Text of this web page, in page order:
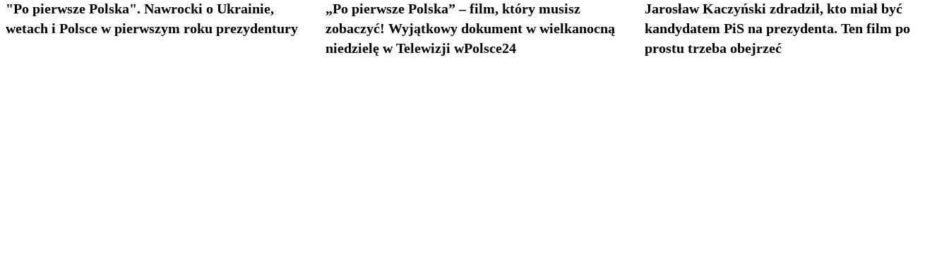
"Po pierwsze Polska". Nawrocki o Ukrainie,
wetach i Polsce w pierwszym roku prezydentury
„Po pierwsze Polska” – film, który musisz
zobaczyć! Wyjątkowy dokument w wielkanocną
niedzielę w Telewizji wPolsce24
Jarosław Kaczyński zdradził, kto miał być
kandydatem PiS na prezydenta. Ten film po
prostu trzeba obejrzeć